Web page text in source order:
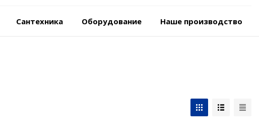
Сантехника Оборудование Наше производство